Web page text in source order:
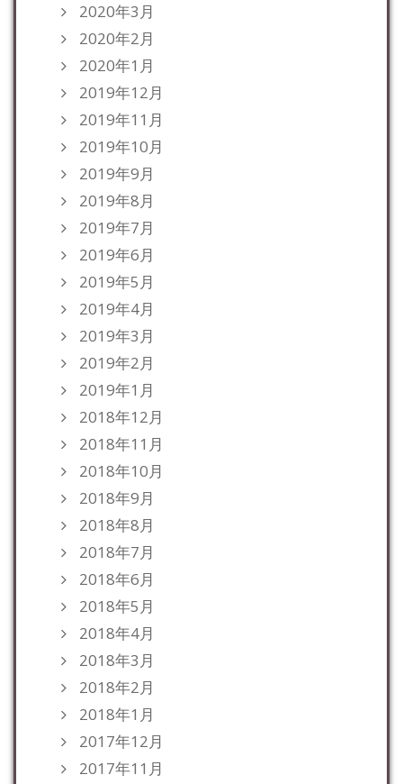
2020年3月
2020年2月
2020年1月
2019年12月
2019年11月
2019年10月
2019年9月
2019年8月
2019年7月
2019年6月
2019年5月
2019年4月
2019年3月
2019年2月
2019年1月
2018年12月
2018年11月
2018年10月
2018年9月
2018年8月
2018年7月
2018年6月
2018年5月
2018年4月
2018年3月
2018年2月
2018年1月
2017年12月
2017年11月